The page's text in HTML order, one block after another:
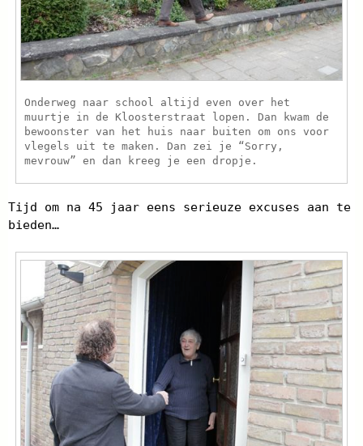
Onderweg naar school altijd even over het
muurtje in de Kloosterstraat lopen. Dan kwam de
bewoonster van het huis naar buiten om ons voor
vlegels uit te maken. Dan zei je “Sorry,
mevrouw” en dan kreeg je een dropje.
Tijd om na 45 jaar eens serieuze excuses aan te
bieden…